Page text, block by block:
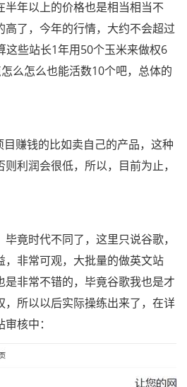
半年以上的价格也是相当相当不
了，今年的行情，大约不会超过
这些站长1年用50个玉米来做权6
么怎么也能活数10个吧，总体的
赚钱的比如卖自己的产品，这种
利润会很低，所以，目前为止，
竟时代不同了，这里只说谷歌，
，非常可观，大批量的做英文站
是非常不错的，毕竟谷歌我也是才
，所以以后实际操练出来了，在详
核中：